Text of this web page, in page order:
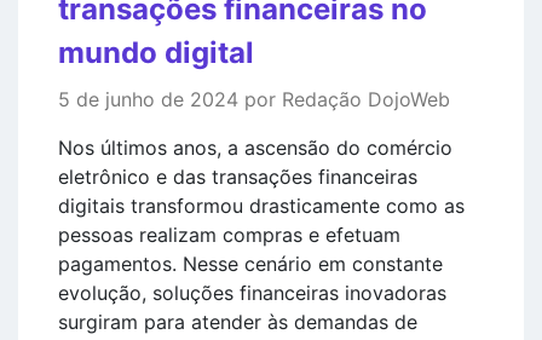
transações financeiras no
mundo digital
5 de junho de 2024 por Redação DojoWeb
Nos últimos anos, a ascensão do comércio
eletrônico e das transações financeiras
digitais transformou drasticamente como as
pessoas realizam compras e efetuam
pagamentos. Nesse cenário em constante
evolução, soluções financeiras inovadoras
surgiram para atender às demandas de